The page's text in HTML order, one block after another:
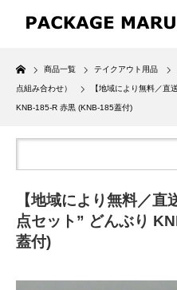
Home
商品一覧 テイクアウト用品
点組み合わせ） 【地域により無料／直
KNB-185-R 赤黒 (KNB-185蓋付)
【地域により無料／
点セット” どんぶり
蓋付)